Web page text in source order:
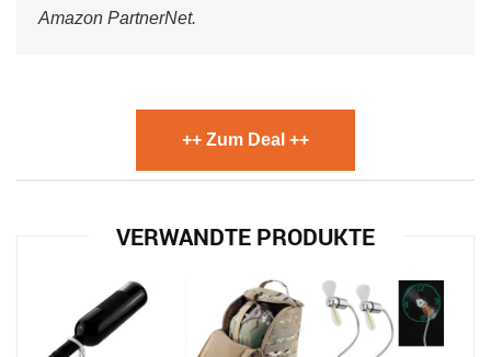
Amazon PartnerNet.
++ Zum Deal ++
VERWANDTE PRODUKTE